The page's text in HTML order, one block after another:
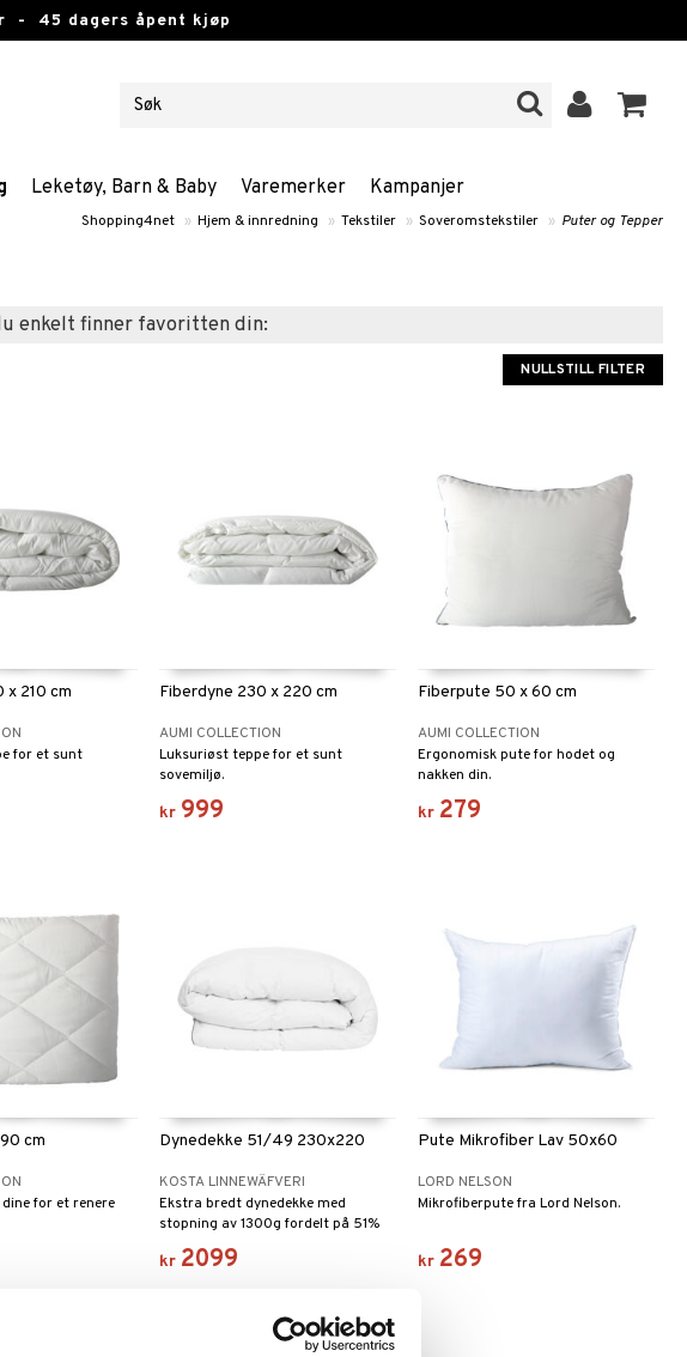
- 45 dagers åpent kjøp
Leketøy, Barn & Baby Varemerker Kampanjer
Shopping4net » Hjem & innredning » Tekstiler » Soveromstekstiler » Puter og Tepper
enkelt finner favoritten din:
NULLSTILL FILTER
x 210 cm
for et sunt
Fiberdyne 230 x 220 cm
AUMI COLLECTION
Luksuriøst teppe for et sunt
sovemiljø.
kr 999
Fiberpute 50 x 60 cm
AUMI COLLECTION
Ergonomisk pute for hodet og
nakken din.
kr 279
cm
for et renere
Dynedekke 51/49 230x220
KOSTA LINNEWÄFVERI
Ekstra bredt dynedekke med
stopning av 1300g fordelt på 51%
dun og 49% fjær
kr 2099
Pute Mikrofiber Lav 50x60
LORD NELSON
Mikrofiberpute fra Lord Nelson.
kr 269